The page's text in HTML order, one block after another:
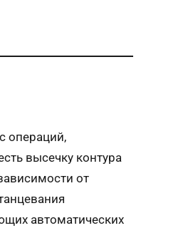
операций,
высечку контура
от
автоматических